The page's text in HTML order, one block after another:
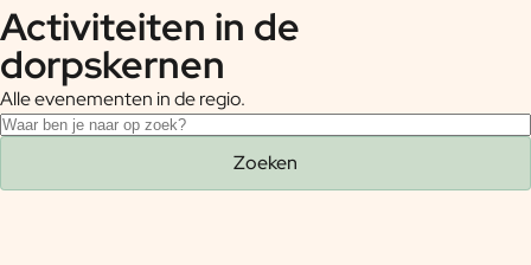
Activiteiten in de
dorpskernen
Alle evenementen in de regio.
Zoeken
Zoeken